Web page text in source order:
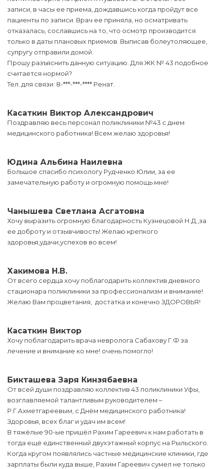
записи, в часы ее приема, дождавшись когда пройдут все
пациенты по записи. Врач ее приняла, но осматривать
отказалась, сославшись на то, что осмотр производится
только в даты плановых приемов. Выписав болеутоляющее,
супругу отправили домой.
Прошу разъяснить данную ситуацию. Для ЖК № 43 подобное
считается нормой?
Тел. для связи: 8-***-***-**** Ренат.
Касаткин Виктор Александрович
Поздравляю весь персонал поликлиники №43 с днем
медицинского работника! Всем желаю здоровья!
Юдина Альбина Наилевна
Большое спасибо психологу Рудченко Юлии, за ее
замечательную работу и огромную помощь мне!
Чанышева Светлана Асгатовна
Хочу выразить огромную благодарность Кузнецовой Н.Д.,за
ее доброту и отзывчивость! Желаю крепкого
здоровья,удачи,успехов во всем!
Хакимова Н.В.
От всего сердца хочу поблагодарить коллектив дневного
стационара поликлиники за профессионализм и внимание!
Желаю Вам процветания, достатка и конечно ЗДОРОВЬЯ!
Касаткин Виктор
Хочу поблагодарить врача невролога Сабахову Г.Ф за
лечение и внимание ко мне! очень помогло!
Бикташева Заря Кинзябаевна
От всей души поздравляю коллектив 43 поликлиники Уфы,
возглавляемой талантливым руководителем –
Р.Г.Ахметгареевым, с Днём медицинского работника!
Здоровья, всех благ и удач им всем!
В тяжёлые 90-ые пришёл Рахим Гареевич к нам работать в
тогда ещё единственный двухэтажный корпус на Рыльского.
Когда кругом появлялись частные медицинские клиники, где
зарплаты были куда выше, Рахим Гареевич сумел не только